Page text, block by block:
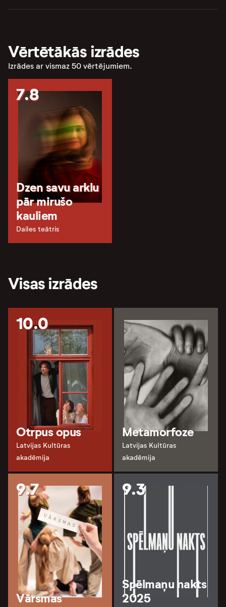
Vērtētākās izrādes
Izrādes ar vismaz 50 vērtējumiem.
7.8
Dzen savu arklu
pār mirušo
kauliem
Dailes teātris
Visas izrādes
10.0
Otrpus opus
Latvijas Kultūras
akadēmija
Metamorfoze
Latvijas Kultūras
akadēmija
9.7
Vārsmas
9.3
Spēlmaņu nakts
2025